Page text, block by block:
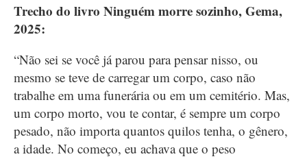
Trecho do livro Ninguém morre sozinho, Gema,
2025:
“Não sei se você já parou para pensar nisso, ou
mesmo se teve de carregar um corpo, caso não
trabalhe em uma funerária ou em um cemitério. Mas,
um corpo morto, vou te contar, é sempre um corpo
pesado, não importa quantos quilos tenha, o gênero,
a idade. No começo, eu achava que o peso